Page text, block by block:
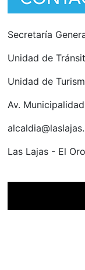
Secretaría
Unidad de
Unidad de
Av.
Las Lajas - El Oro